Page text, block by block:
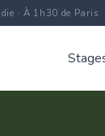
· À 1h30 de Paris